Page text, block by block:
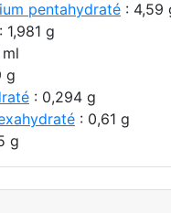
pentahydraté : 4,59
: 1,981 g
ml
g
: 0,294 g
: 0,61 g
g